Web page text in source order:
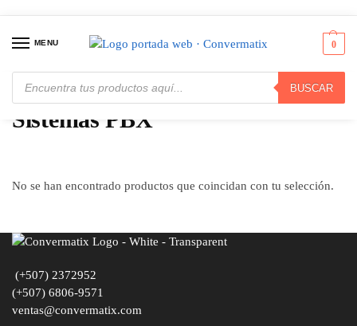
MENU
BUSCAR
0
Inicio / Comunicaciones / Sistemas PBX
Sistemas PBX
No se han encontrado productos que coincidan con tu selección.
(+507) 2372952
(+507) 6806-9571
ventas@convermatix.com